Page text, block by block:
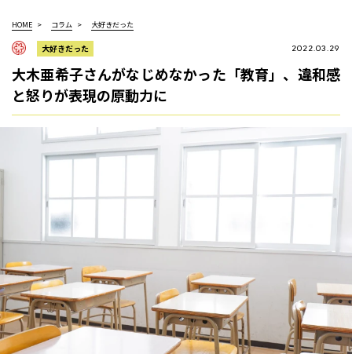
HOME コラム 大好きだった
大好きだった 2022.03.29
大木亜希子さんがなじめなかった「教育」、違和感
と怒りが表現の原動力に